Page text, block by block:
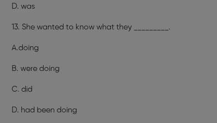
D. was
13. She wanted to know what they _________.
A.doing
B. were doing
C. did
D. had been doing